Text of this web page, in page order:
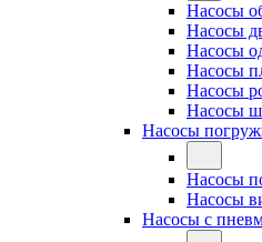
Насосы
Насосы
Насосы
Насосы
Насосы
Насосы
Насосы
Насосы
Насосы
Насосы с